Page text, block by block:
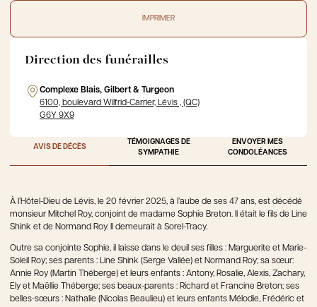
IMPRIMER
Direction des funérailles
Complexe Blais, Gilbert & Turgeon
6100, boulevard Wilfrid-Carrier, Lévis , (QC)
G6Y 9X9
AVIS DE DÉCÈS
TÉMOIGNAGES DE
SYMPATHIE
ENVOYER MES
CONDOLÉANCES
À l’Hôtel-Dieu de Lévis, le 20 février 2025, à l’aube de ses 47 ans, est décédé
monsieur Mitchel Roy, conjoint de madame Sophie Breton. Il était le fils de Line
Shink et de Normand Roy. Il demeurait à Sorel-Tracy.
Outre sa conjointe Sophie, il laisse dans le deuil ses filles : Marguerite et Marie-
Soleil Roy; ses parents : Line Shink (Serge Vallée) et Normand Roy; sa sœur:
Annie Roy (Martin Théberge) et leurs enfants : Antony, Rosalie, Alexis, Zachary,
Ely et Maëllie Théberge; ses beaux-parents : Richard et Francine Breton; ses
belles-sœurs : Nathalie (Nicolas Beaulieu) et leurs enfants Mélodie, Frédéric et